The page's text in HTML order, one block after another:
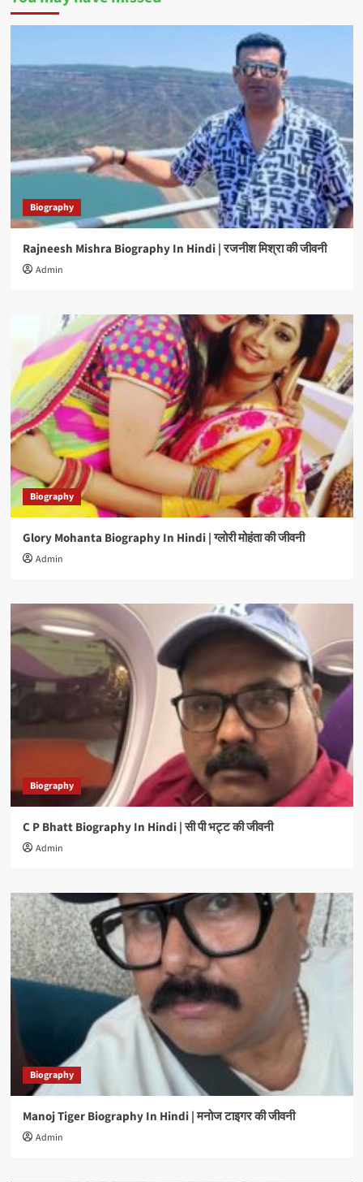
Biography
Rajneesh Mishra Biography In Hindi | रजनीश मिश्रा की जीवनी
Admin
Biography
Glory Mohanta Biography In Hindi | ग्लोरी मोहंता की जीवनी
Admin
Biography
C P Bhatt Biography In Hindi | सी पी भट्ट की जीवनी
Admin
Biography
Manoj Tiger Biography In Hindi | मनोज टाइगर की जीवनी
Admin